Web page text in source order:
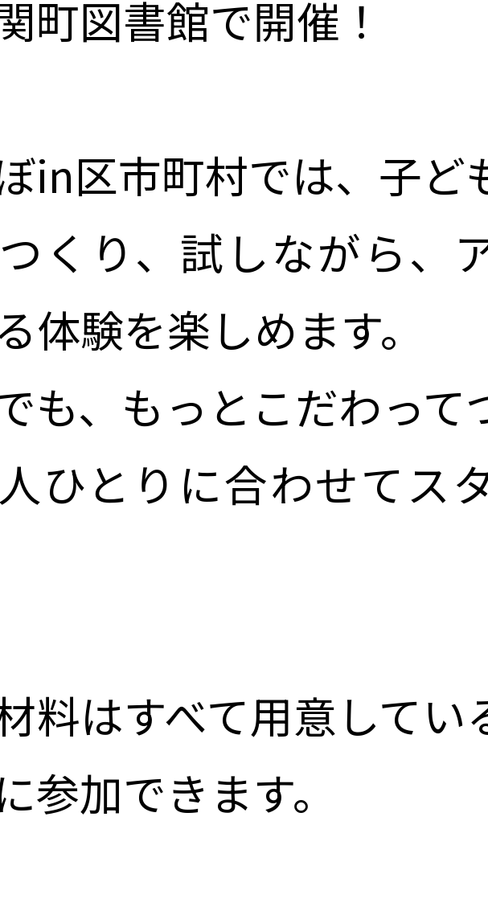
町図書館で開催！
in区市町村では、子ど
くり、試しながら、
体験を楽しめます。
も、もっとこだわって
ひとりに合わせてス
料はすべて用意してい
参加できます。